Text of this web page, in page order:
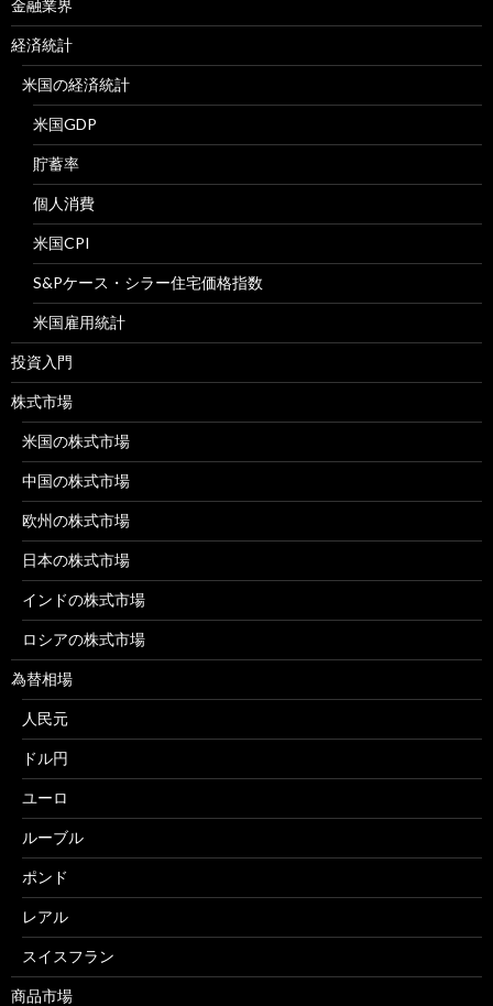
金融業界
経済統計
米国の経済統計
米国GDP
貯蓄率
個人消費
米国CPI
S&Pケース・シラー住宅価格指数
米国雇用統計
投資入門
株式市場
米国の株式市場
中国の株式市場
欧州の株式市場
日本の株式市場
インドの株式市場
ロシアの株式市場
為替相場
人民元
ドル円
ユーロ
ルーブル
ポンド
レアル
スイスフラン
商品市場